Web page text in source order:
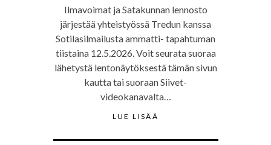
Ilmavoimat ja Satakunnan lennosto
järjestää yhteistyössä Tredun kanssa
Sotilasilmailusta ammatti- tapahtuman
tiistaina 12.5.2026. Voit seurata suoraa
lähetystä lentonäytöksestä tämän sivun
kautta tai suoraan Siivet-
videokanavalta…
LUE LISÄÄ